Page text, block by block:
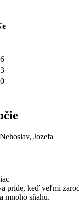
Jozefa
príde, keď veľmi
mnoho sňahu.